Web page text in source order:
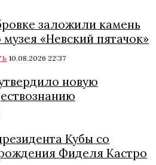
заложили камень
«Невский пятачок»
10.08.2026 22:37
новую
Кубы со
Фиделя Кастро